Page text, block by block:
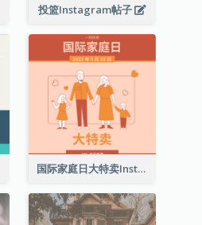
投篮Instagram帖子
国际家庭日大特卖Instagram帖子